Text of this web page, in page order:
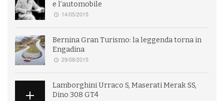
e l’automobile
14/05/2015
Bernina Gran Turismo: la leggenda torna in
Engadina
29/08/2015
Lamborghini Urraco S, Maserati Merak SS,
Dino 308 GT4